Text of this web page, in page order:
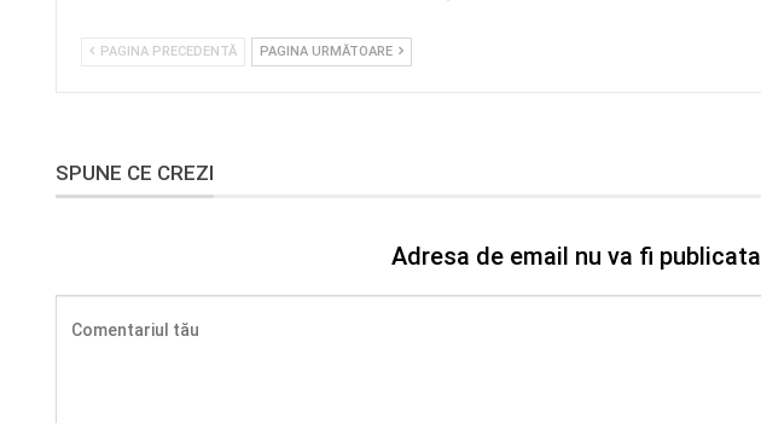
PAGINA PRECEDENTĂ PAGINA URMĂTOARE
SPUNE CE CREZI
Adresa de email nu va fi publicata